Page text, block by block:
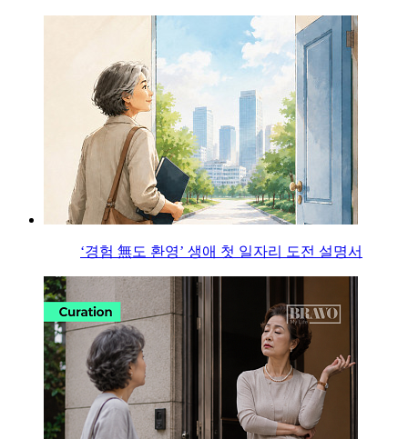
‘경험 無도 환영’ 생애 첫 일자리 도전 설명서